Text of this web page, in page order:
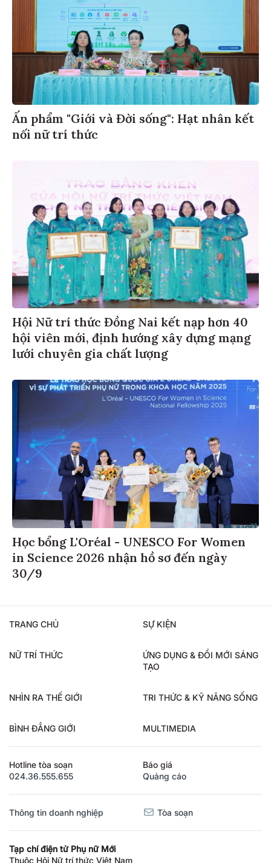
Ấn phẩm "Giới và Đời sống": Hạt nhân kết
nối nữ trí thức
Hội Nữ trí thức Đồng Nai kết nạp hơn 40
hội viên mới, định hướng xây dựng mạng
lưới chuyên gia chất lượng
Học bổng L'Oréal - UNESCO For Women
in Science 2026 nhận hồ sơ đến ngày
30/9
TRANG CHỦ SỰ KIỆN
NỮ TRÍ THỨC
ỨNG DỤNG & ĐỔI MỚI SÁNG
TẠO
NHÌN RA THẾ GIỚI TRI THỨC & KỸ NĂNG SỐNG
BÌNH ĐẲNG GIỚI MULTIMEDIA
Hotline tòa soạn
024.36.555.655
Báo giá
Quảng cáo
Thông tin doanh nghiệp Tòa soạn
Tạp chí điện tử Phụ nữ Mới
Thuộc Hội Nữ trí thức Việt Nam